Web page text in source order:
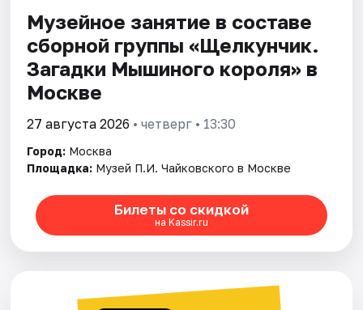
Музейное занятие в составе
сборной группы «Щелкунчик.
Загадки Мышиного кoроля» в
Москве
27 августа 2026 • четверг • 13:30
Город: Москва
Площадка: Музей П.И. Чайковского в Москве
Билеты со скидкой
на Kassir.ru